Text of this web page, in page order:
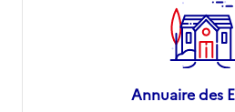
Annuaire des